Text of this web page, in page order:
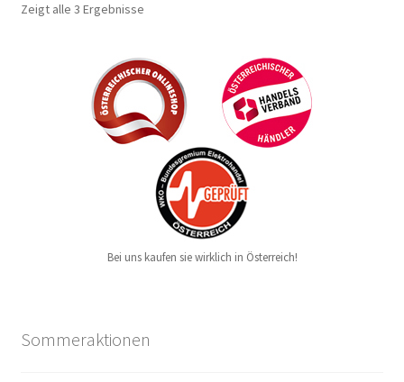
Zeigt alle 3 Ergebnisse
Bei uns kaufen sie wirklich in Österreich!
Sommeraktionen